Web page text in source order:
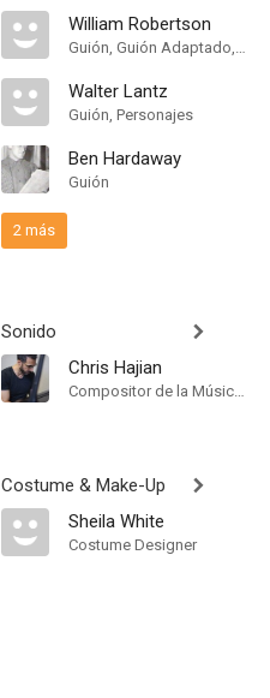
William Robertson
Guión, Guión Adaptado, Historia
Walter Lantz
Guión, Personajes
Ben Hardaway
Guión
2 más
Sonido
Chris Hajian
Compositor de la Música Original
Costume & Make-Up
Sheila White
Costume Designer